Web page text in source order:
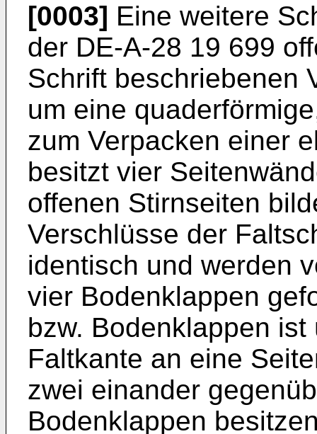
[0003] Eine weitere
der DE-A-28 19 699
Schrift beschriebenen
um eine
zum Verpacken einer
besitzt vier
offenen Stirnseiten
Verschlüsse der
identisch und werden
vier Bodenklappen
bzw. Bodenklappen
Faltkante an eine
zwei einander
Bodenklappen